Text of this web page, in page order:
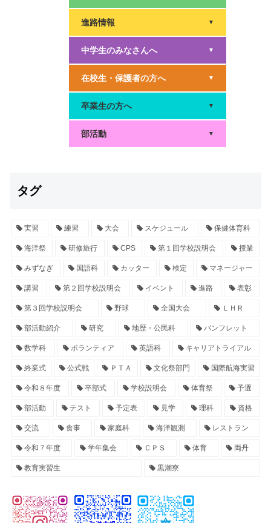
進路情報 ▼
中学生のみなさんへ ▼
在校生・保護者の方へ ▼
卒業生の方へ ▼
部活動 ▼
タグ
実習 練習 大会 スケジュール 保健体育科
海洋祭 研修旅行 CPS 第１回学校説明会 授業
みずなぎ 国語科 カッター 検定 マネージャー
講習 第２回学校説明会 イベント 進路 表彰
第３回学校説明会 野球 全国大会 ＬＨＲ
部活動紹介 研究 地歴・公民科 パンフレット
数学科 ボランティア 英語科 キャリアトライアル
終業式 公式戦 ＰＴＡ 文化祭部門 国際航海実習
令和８年度 卒部式 学校説明会 体育祭 予選
部活動 テスト 予定表 見学 理科 資格
交流 食事 家庭科 海洋観測 レストラン
令和７年度 学年集会 ＣＰＳ 体育 両丹
教育実習生 黒潮寮